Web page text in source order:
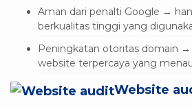
Aman dari penalti Google →
berkualitas tinggi yang
Peningkatan otoritas domain
website terpercaya yang
Website